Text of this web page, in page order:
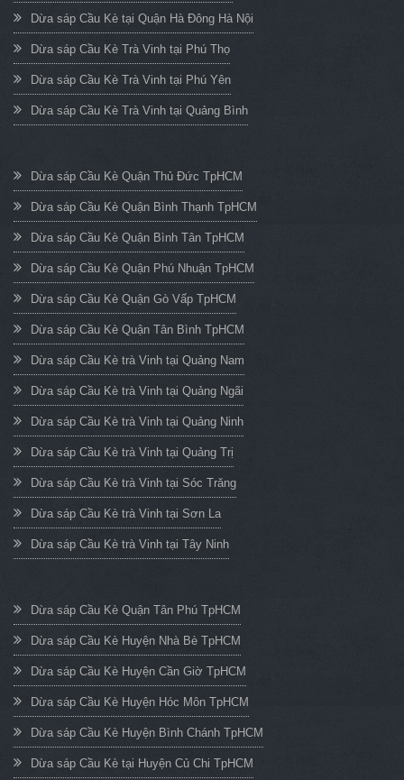
Dừa sáp Cầu Kè tại Quận Hà Đông Hà Nội
Dừa sáp Cầu Kè Trà Vinh tại Phú Thọ
Dừa sáp Cầu Kè Trà Vinh tại Phú Yên
Dừa sáp Cầu Kè Trà Vinh tại Quảng Bình
Dừa sáp Cầu Kè Quận Thủ Đức TpHCM
Dừa sáp Cầu Kè Quận Bình Thạnh TpHCM
Dừa sáp Cầu Kè Quận Bình Tân TpHCM
Dừa sáp Cầu Kè Quận Phú Nhuận TpHCM
Dừa sáp Cầu Kè Quận Gò Vấp TpHCM
Dừa sáp Cầu Kè Quận Tân Bình TpHCM
Dừa sáp Cầu Kè trà Vinh tại Quảng Nam
Dừa sáp Cầu Kè trà Vinh tại Quảng Ngãi
Dừa sáp Cầu Kè trà Vinh tại Quảng Ninh
Dừa sáp Cầu Kè trà Vinh tại Quảng Trị
Dừa sáp Cầu Kè trà Vinh tại Sóc Trăng
Dừa sáp Cầu Kè trà Vinh tại Sơn La
Dừa sáp Cầu Kè trà Vinh tại Tây Ninh
Dừa sáp Cầu Kè Quận Tân Phú TpHCM
Dừa sáp Cầu Kè Huyện Nhà Bè TpHCM
Dừa sáp Cầu Kè Huyện Cần Giờ TpHCM
Dừa sáp Cầu Kè Huyện Hóc Môn TpHCM
Dừa sáp Cầu Kè Huyện Bình Chánh TpHCM
Dừa sáp Cầu Kè tại Huyện Củ Chi TpHCM